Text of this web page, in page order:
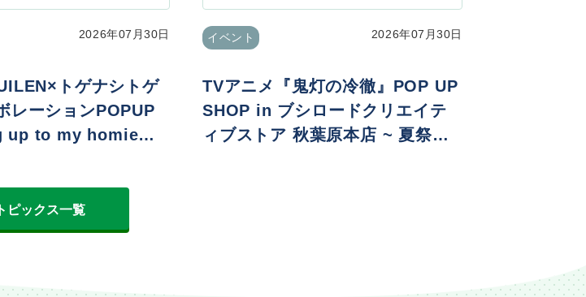
2026年07月30日
トゲナシトゲ
ーションPOPUP
up to my homie
イベント 2026年07月30日
TVアニメ『鬼灯の冷徹』POP UP
SHOP in ブシロードクリエイテ
ィブストア 秋葉原本店 ~ 夏祭りv
トピックス一覧